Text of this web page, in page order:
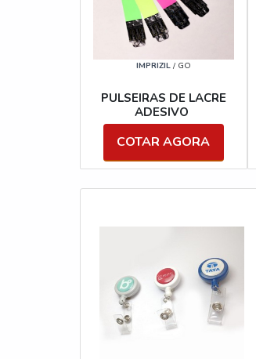
IMPRIZIL/ GO
PULSEIRAS DE LACRE
ADESIVO
COTAR AGORA